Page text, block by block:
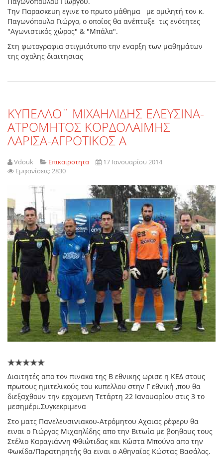
Την Παρασκευη εγινε το πρωτο μάθημα με ομιλητή τον κ.
Παγωνόπουλο Γιώργο, ο οποίος θα ανέπτυξε τις ενότητες
"Αγωνιστικός χώρος" & "Μπάλα".
Στη φωτογραφια στιγμιότυπο την εναρξη των μαθημάτων
της σχολης διαιτησιας
KYΠΕΛΛΟ¨ ΜΙΧΑΗΛΙΔΗΣ ΕΛΕΥΣΙΝΑ-
ΑΤΡΟΜΗΤΟΣ ΚΟΡΔΟΛΑΙΜΗΣ
ΛΑΡΙΣΑ-ΑΓΡΟΤΙΚΟΣ Α
Vdouk Επικαιροτητα
17 Ιανουαρίου 2014
Εμφανίσεις: 2830
Διαιτητές απο τον πινακα της Β εθνικης ωρισε η ΚΕΔ στους
πρωτους ημιτελικούς του κυπελλου στην Γ εθνική ,που θα
διεξαχθουν την ερχομενη Τετάρτη 22 Ιανουαρίου στις 3 το
μεσημέρι.Συγκεκριμενα
Στο ματς Πανελευσινιακου-Ατρόμητου Αχαιας ρέφερυ θα
ειναι ο Γιώργος Μιχαηλίδης απο την Βιτωία με βοηθους τους
Στέλιο Καραγιάννη Φθιώτιδας και Κώστα Μπούνο απο την
Φωκίδα/Παρατηρητής θα ειναι ο Αθηναίος Κώστας Βασάλος.